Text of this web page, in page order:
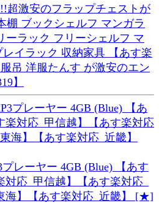
超激安のフラップチェストが
ブックシェルフ マンガラ
ーラック フリーシェルフ マ
イラック 収納家具 【あす楽
吊 洋服たんす が激安のエン
】
プレーヤー 4GB (Blue) 【あす
応_甲信越】【あす楽対応_
海】【あす楽対応_近畿】 [★]